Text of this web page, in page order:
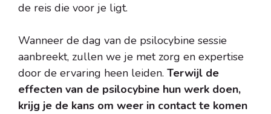
de reis die voor je ligt.
Wanneer de dag van de psilocybine sessie
aanbreekt, zullen we je met zorg en expertise
door de ervaring heen leiden. Terwijl de
effecten van de psilocybine hun werk doen,
krijg je de kans om weer in contact te komen